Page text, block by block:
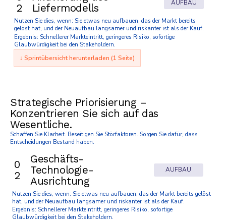
2
Liefermodells
AUFBAU
Nutzen Sie dies, wenn: Sie etwas neu aufbauen, das der Markt bereits
gelöst hat, und der Neuaufbau langsamer und riskanter ist als der Kauf.
Ergebnis: Schnellerer Markteintritt, geringeres Risiko, sofortige
Glaubwürdigkeit bei den Stakeholdern.
↓ Sprintübersicht herunterladen (1 Seite)
Strategische Priorisierung –
Konzentrieren Sie sich auf das
Wesentliche.
Schaffen Sie Klarheit. Beseitigen Sie Störfaktoren. Sorgen Sie dafür, dass
Entscheidungen Bestand haben.
0
2
Geschäfts-
Technologie-
Ausrichtung
AUFBAU
Nutzen Sie dies, wenn: Sie etwas neu aufbauen, das der Markt bereits gelöst
hat, und der Neuaufbau langsamer und riskanter ist als der Kauf.
Ergebnis: Schnellerer Markteintritt, geringeres Risiko, sofortige
Glaubwürdigkeit bei den Stakeholdern.